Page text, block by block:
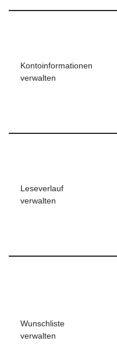
Kontoinformationen
verwalten
Leseverlauf
verwalten
Wunschliste
verwalten